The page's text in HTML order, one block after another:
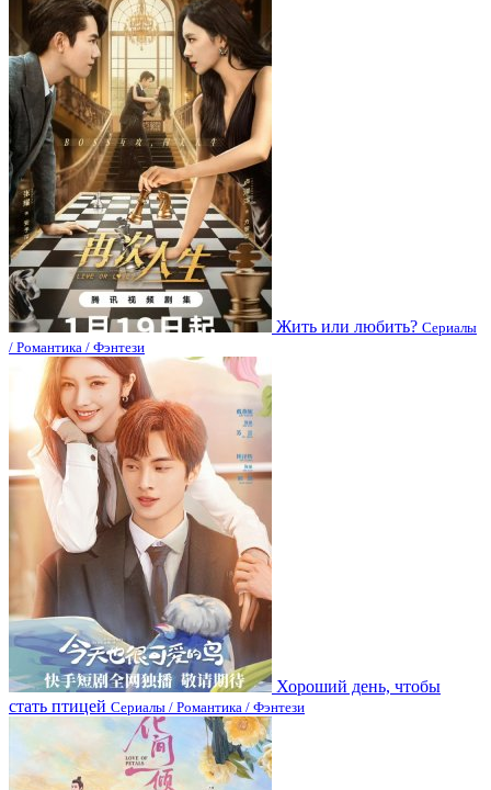
Жить или любить? Сериалы
/ Романтика / Фэнтези
Хороший день, чтобы
стать птицей Сериалы / Романтика / Фэнтези